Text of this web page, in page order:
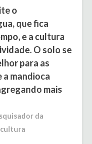
o
que fica
e a cultura
O solo se
para as
mandioca
mais
da